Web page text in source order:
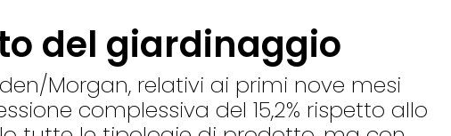
del giardinaggio
Morgan, relativi ai primi nove mesi
complessiva del 15,2% rispetto allo